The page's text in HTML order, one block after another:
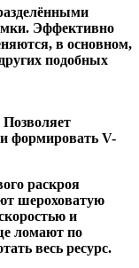
Эффективно
в основном,
подобных
формировать V-
раскроя
шероховатую
и
ломают по
весь ресурс.